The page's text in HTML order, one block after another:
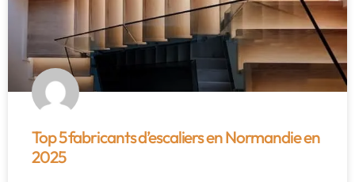
Top 5 fabricants d’escaliers en Normandie en
2025